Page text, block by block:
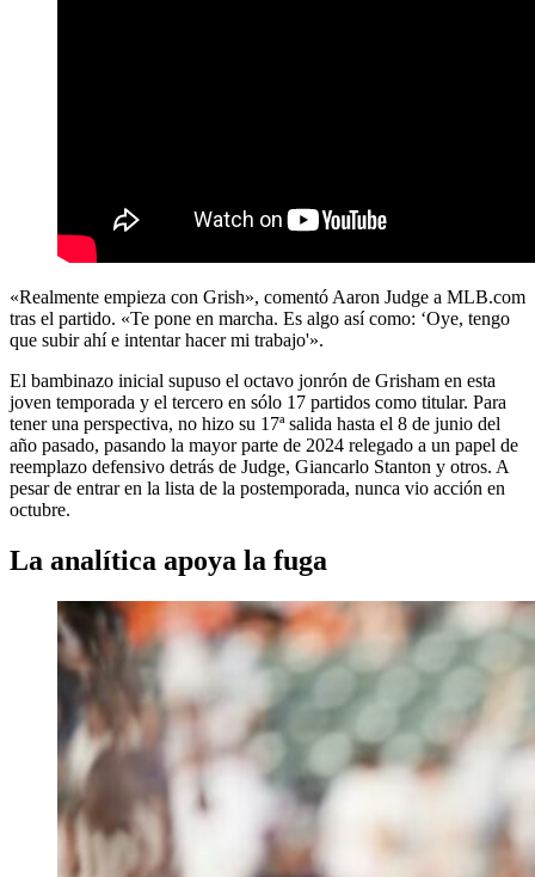
«Realmente empieza con Grish», comentó Aaron Judge a MLB.com
tras el partido. «Te pone en marcha. Es algo así como: ‘Oye, tengo
que subir ahí e intentar hacer mi trabajo'».
El bambinazo inicial supuso el octavo jonrón de Grisham en esta
joven temporada y el tercero en sólo 17 partidos como titular. Para
tener una perspectiva, no hizo su 17ª salida hasta el 8 de junio del
año pasado, pasando la mayor parte de 2024 relegado a un papel de
reemplazo defensivo detrás de Judge, Giancarlo Stanton y otros. A
pesar de entrar en la lista de la postemporada, nunca vio acción en
octubre.
La analítica apoya la fuga